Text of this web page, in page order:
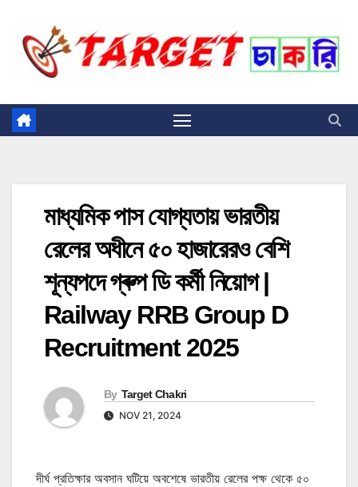
content
মাধ্যমিক পাস যোগ্যতায় ভারতীয়
রেলের অধীনে ৫০ হাজারেরও বেশি
শূন্যপদে গ্ৰুপ ডি কর্মী নিয়োগ |
Railway RRB Group D
Recruitment 2025
By Target Chakri
NOV 21, 2024
দীর্ঘ প্রতিক্ষার অবসান ঘটিয়ে অবশেষে ভারতীয় রেলের পক্ষ থেকে ৫০